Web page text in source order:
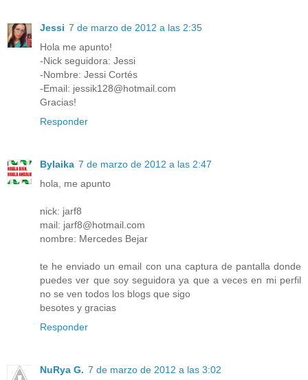
Jessi 7 de marzo de 2012 a las 2:35
Hola me apunto!
-Nick seguidora: Jessi
-Nombre: Jessi Cortés
-Email: jessik128@hotmail.com
Gracias!
Responder
Bylaika 7 de marzo de 2012 a las 2:47
hola, me apunto
nick: jarf8
mail: jarf8@hotmail.com
nombre: Mercedes Bejar
te he enviado un email con una captura de pantalla donde
puedes ver que soy seguidora ya que a veces en mi perfil
no se ven todos los blogs que sigo
besotes y gracias
Responder
NuRya G. 7 de marzo de 2012 a las 3:02